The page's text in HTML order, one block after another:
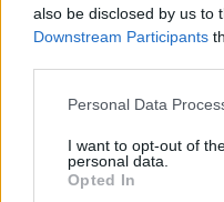
also be disclosed by us to
Downstream Participants
Please note that this
not limited to your visit or
grant or deny consent to
use your data for below
Personal Data
I want to opt-out of
personal data.
Opted In
SCI DI FONDO